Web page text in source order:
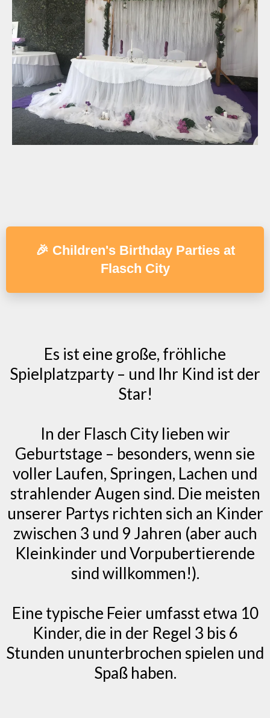
🎉 Children's Birthday Parties at
Flasch City
Es ist eine große, fröhliche
Spielplatzparty – und Ihr Kind ist der
Star!
In der Flasch City lieben wir
Geburtstage – besonders, wenn sie
voller Laufen, Springen, Lachen und
strahlender Augen sind. Die meisten
unserer Partys richten sich an Kinder
zwischen 3 und 9 Jahren (aber auch
Kleinkinder und Vorpubertierende
sind willkommen!).
Eine typische Feier umfasst etwa 10
Kinder, die in der Regel 3 bis 6
Stunden ununterbrochen spielen und
Spaß haben.